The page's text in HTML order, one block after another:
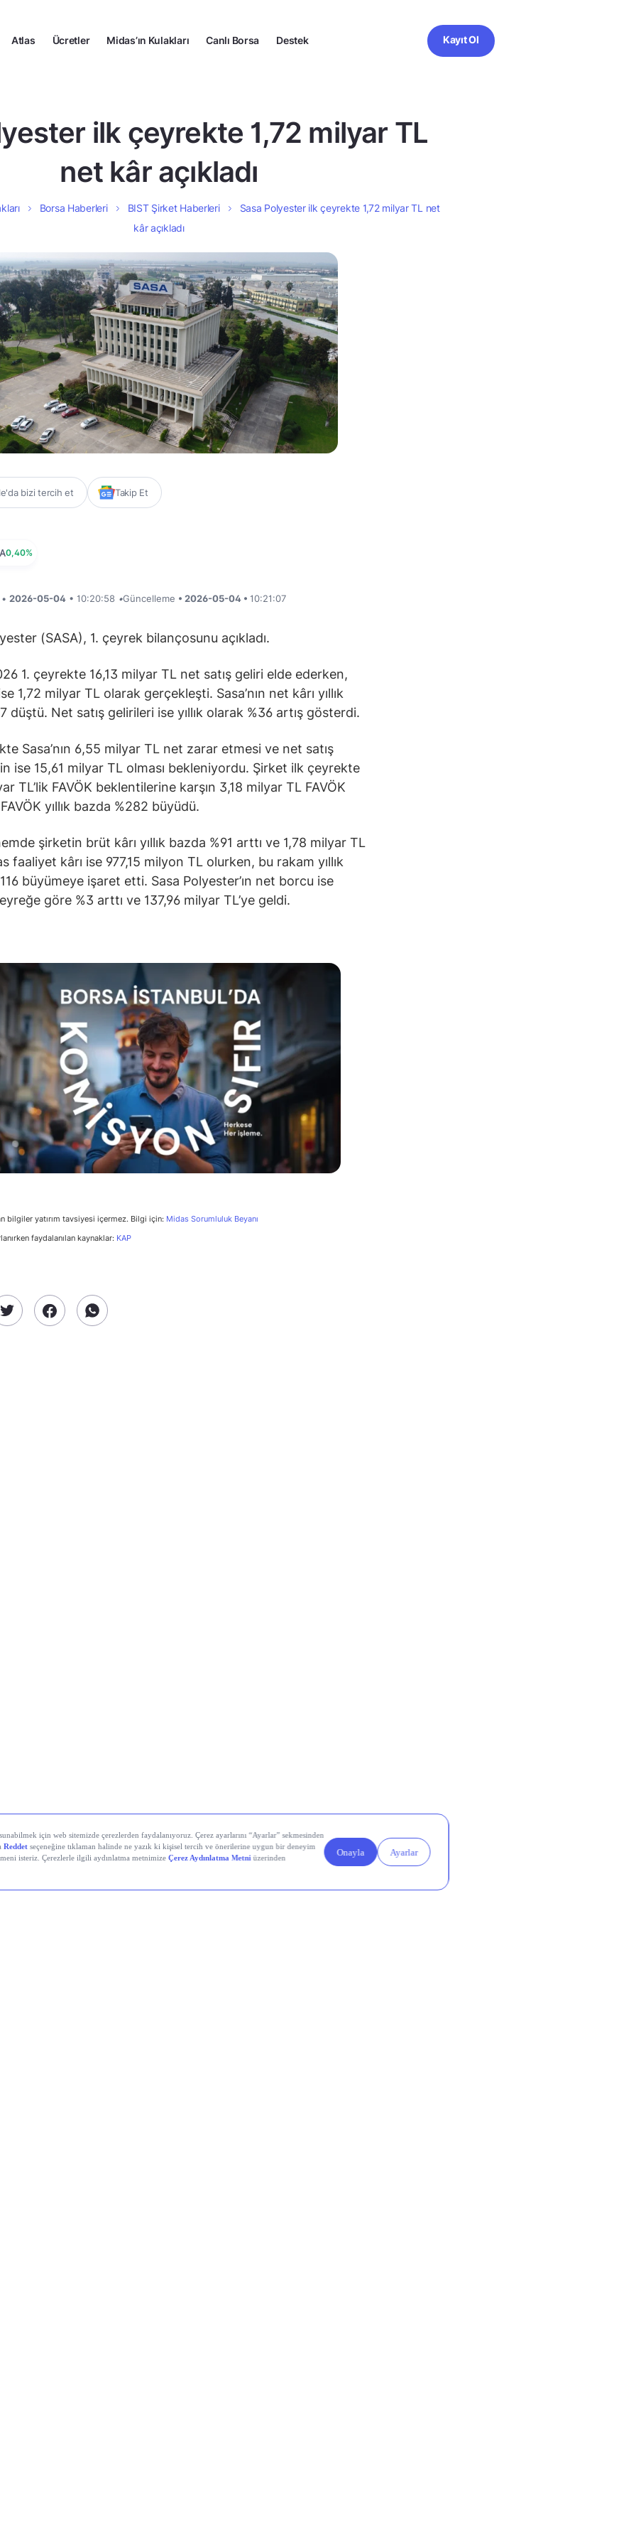
Atlas Ücretler Midas’ın Kulakları Canlı Borsa Destek Kayıt Ol
ilk çeyrekte 1,72 milyar TL
net kâr açıkladı
Borsa Haberleri BIST Şirket Haberleri
Sasa Polyester ilk çeyrekte 1,72 milyar TL net
kâr açıkladı
bizi tercih et Takip Et
0,40%
2026-05-04 • 10:20:58 •Güncelleme • 2026-05-04 • 10:21:07
(SASA), 1. çeyrek bilançosunu açıkladı.
1. çeyrekte 16,13 milyar TL net satış geliri elde ederken,
1,72 milyar TL olarak gerçekleşti. Sasa’nın net kârı yıllık
düştü. Net satış gelirileri ise yıllık olarak %36 artış gösterdi.
Sasa’nın 6,55 milyar TL net zarar etmesi ve net satış
ise 15,61 milyar TL olması bekleniyordu. Şirket ilk çeyrekte
TL’lik FAVÖK beklentilerine karşın 3,18 milyar TL FAVÖK
FAVÖK yıllık bazda %282 büyüdü.
şirketin brüt kârı yıllık bazda %91 arttı ve 1,78 milyar TL
faaliyet kârı ise 977,15 milyon TL olurken, bu rakam yıllık
büyümeye işaret etti. Sasa Polyester’ın net borcu ise
göre %3 arttı ve 137,96 milyar TL’ye geldi.
bilgiler yatırım tavsiyesi içermez. Bilgi için: Midas Sorumluluk Beyanı
faydalanılan kaynaklar: KAP